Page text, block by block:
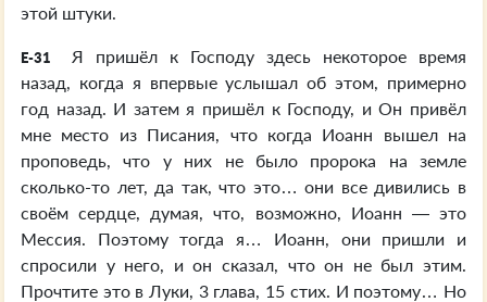
этой штуки.
E-31
Я пришёл к Господу здесь некоторое время
назад, когда я впервые услышал об этом, примерно
год назад. И затем я пришёл к Господу, и Он привёл
мне место из Писания, что когда Иоанн вышел на
проповедь, что у них не было пророка на земле
сколько-то лет, да так, что это… они все дивились в
своём сердце, думая, что, возможно, Иоанн — это
Мессия. Поэтому тогда я… Иоанн, они пришли и
спросили у него, и он сказал, что он не был этим.
Прочтите это в Луки, 3 глава, 15 стих. И поэтому… Но